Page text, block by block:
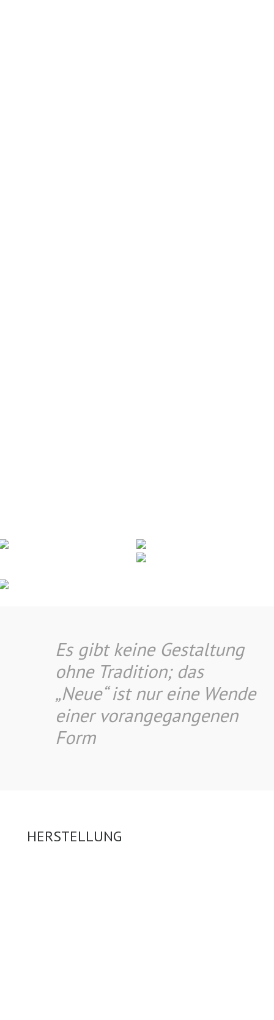
Es gibt keine Gestaltung
ohne Tradition; das
„Neue“ ist nur eine Wende
einer vorangegangenen
Form
HERSTELLUNG